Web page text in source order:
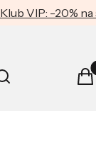
Klub VIP: -20%
Otwórz
Szukaj